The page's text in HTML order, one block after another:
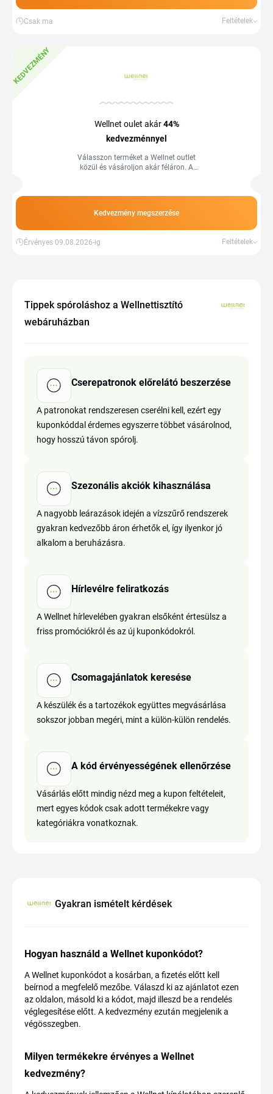
Csak ma Feltételek
KEDVEZMÉNY
Wellnet oulet akár44%
kedvezménnyel
Válasszon terméket a Wellnet outlet
közül és vásároljon akár féláron. A
webáruházba.
Kedvezmény megszerzése
Érvényes 09.08.2026-ig Feltételek
Tippek spóroláshoz a Wellnettisztító
webáruházban
Cserepatronok előrelátó beszerzése
A patronokat rendszeresen cserélni kell, ezért egy
kuponkóddal érdemes egyszerre többet vásárolnod,
hogy hosszú távon spórolj.
Szezonális akciók kihasználása
A nagyobb leárazások idején a vízszűrő rendszerek
gyakran kedvezőbb áron érhetők el, így ilyenkor jó
alkalom a beruházásra.
Hírlevélre feliratkozás
A Wellnet hírlevelében gyakran elsőként értesülsz a
friss promóciókról és az új kuponkódokról.
Csomagajánlatok keresése
A készülék és a tartozékok együttes megvásárlása
sokszor jobban megéri, mint a külön-külön rendelés.
A kód érvényességének ellenőrzése
Vásárlás előtt mindig nézd meg a kupon feltételeit,
mert egyes kódok csak adott termékekre vagy
kategóriákra vonatkoznak.
Gyakran ismételt kérdések
Hogyan használd a Wellnet kuponkódot?
A Wellnet kuponkódot a kosárban, a fizetés előtt kell
beírnod a megfelelő mezőbe. Válaszd ki az ajánlatot ezen
az oldalon, másold ki a kódot, majd illeszd be a rendelés
véglegesítése előtt. A kedvezmény ezután megjelenik a
végösszegben.
Milyen termékekre érvényes a Wellnet
kedvezmény?